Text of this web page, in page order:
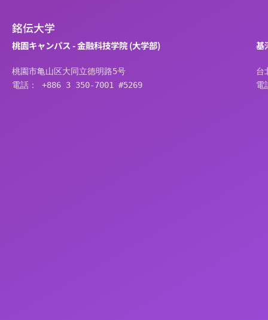
銘伝大学
桃園キャンパス - 金融科技学院 (大学部)
桃園市亀山区大同立德明路5号
電話： +886 3 350-7001 #5269
基
台
電